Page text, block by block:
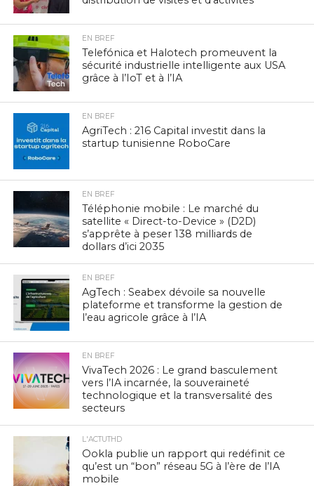
EN BREF
Telefónica et Halotech promeuvent la
sécurité industrielle intelligente aux USA
grâce à l’IoT et à l’IA
EN BREF
AgriTech : 216 Capital investit dans la
startup tunisienne RoboCare
EN BREF
Téléphonie mobile : Le marché du
satellite « Direct-to-Device » (D2D)
s’apprête à peser 138 milliards de
dollars d’ici 2035
EN BREF
AgTech : Seabex dévoile sa nouvelle
plateforme et transforme la gestion de
l’eau agricole grâce à l’IA
EN BREF
VivaTech 2026 : Le grand basculement
vers l’IA incarnée, la souveraineté
technologique et la transversalité des
secteurs
L'ACTUTHD
Ookla publie un rapport qui redéfinit ce
qu’est un “bon” réseau 5G à l’ère de l’IA
mobile